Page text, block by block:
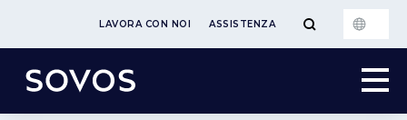
LAVORA CON NOI ASSISTENZA